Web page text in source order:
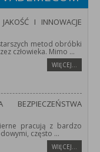
I INNOWACJE
metod obróbki
człowieka. Mimo ...
WIĘCEJ…
pracują z bardzo
często ...
WIĘCEJ…